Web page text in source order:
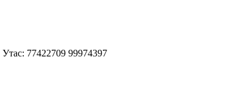
77422709 99974397